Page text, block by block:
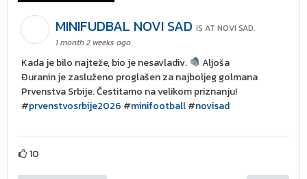
MINIFUDBAL NOVI SAD IS AT NOVI SAD.
1 month 2 weeks ago
Kada je bilo najteže, bio je nesavladiv.
Aljoša
Đuranin je zasluženo proglašen za najboljeg golmana
Prvenstva Srbije. Čestitamo na velikom priznanju!
#prvenstvosrbije2026 #minifootball#novisad
10